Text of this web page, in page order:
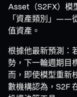
Asset（S2FX）模
「資產類別」——
值資產。
根據他最新預測：
勢，下一輪週期目
而，即使模型重新
數機構認為，S2F